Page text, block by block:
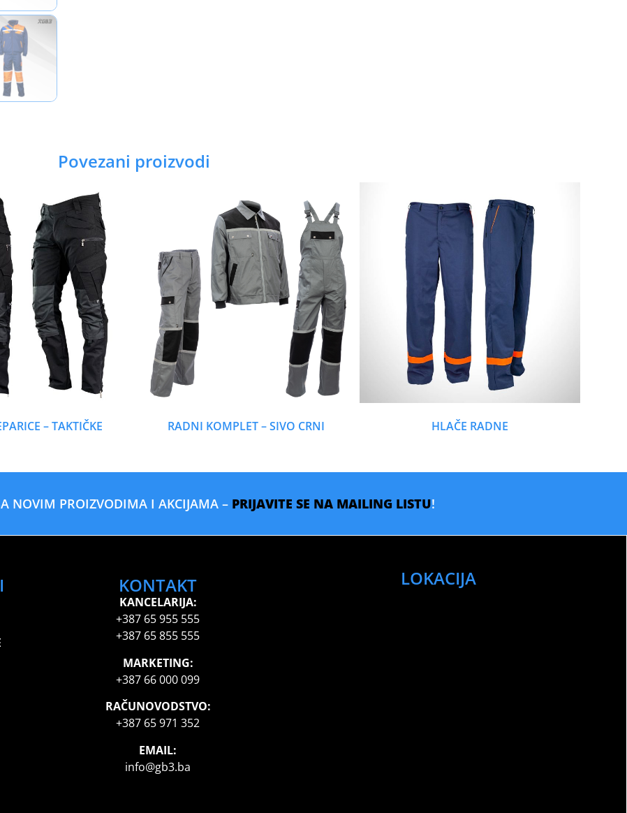
Povezani proizvodi
– TAKTIČKE RADNI KOMPLET – SIVO CRNI HLAČE RADNE
NOVIM PROIZVODIMA I AKCIJAMA – PRIJAVITE SE NA MAILING LISTU!
KONTAKT
KANCELARIJA:
+387 65 955 555
+387 65 855 555
MARKETING:
+387 66 000 099
RAČUNOVODSTVO:
+387 65 971 352
EMAIL:
info@gb3.ba
LOKACIJA